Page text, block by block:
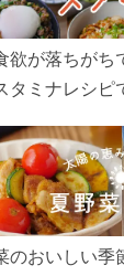
楽しみくださ
欲が落ちがち
タミナレシピ
て、夏バテ
のおいしい季